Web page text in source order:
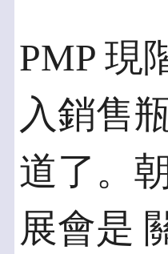
PMP 現
入銷售
道了。
展會是